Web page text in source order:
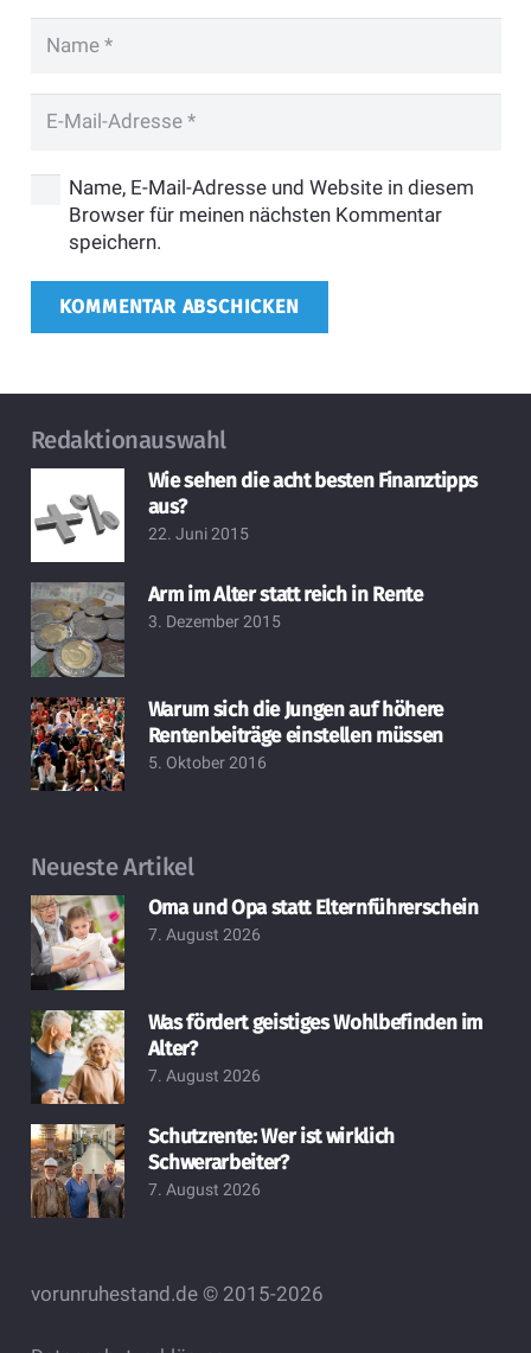
Name, E-Mail-Adresse und Website in diesem
Browser für meinen nächsten Kommentar
speichern.
KOMMENTAR ABSCHICKEN
Redaktionauswahl
Wie sehen die acht besten Finanztipps
aus?
22. Juni 2015
Arm im Alter statt reich in Rente
3. Dezember 2015
Warum sich die Jungen auf höhere
Rentenbeiträge einstellen müssen
5. Oktober 2016
Neueste Artikel
Oma und Opa statt Elternführerschein
7. August 2026
Was fördert geistiges Wohlbefinden im
Alter?
7. August 2026
Schutzrente: Wer ist wirklich
Schwerarbeiter?
7. August 2026
vorunruhestand.de © 2015-2026